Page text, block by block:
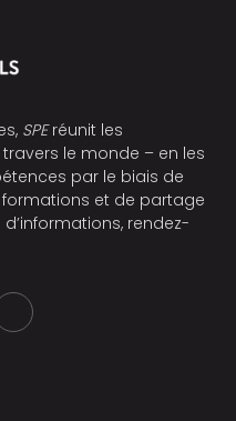
SPEréunit les
le monde – en les
par le biais de
formations et de partage
rendez-